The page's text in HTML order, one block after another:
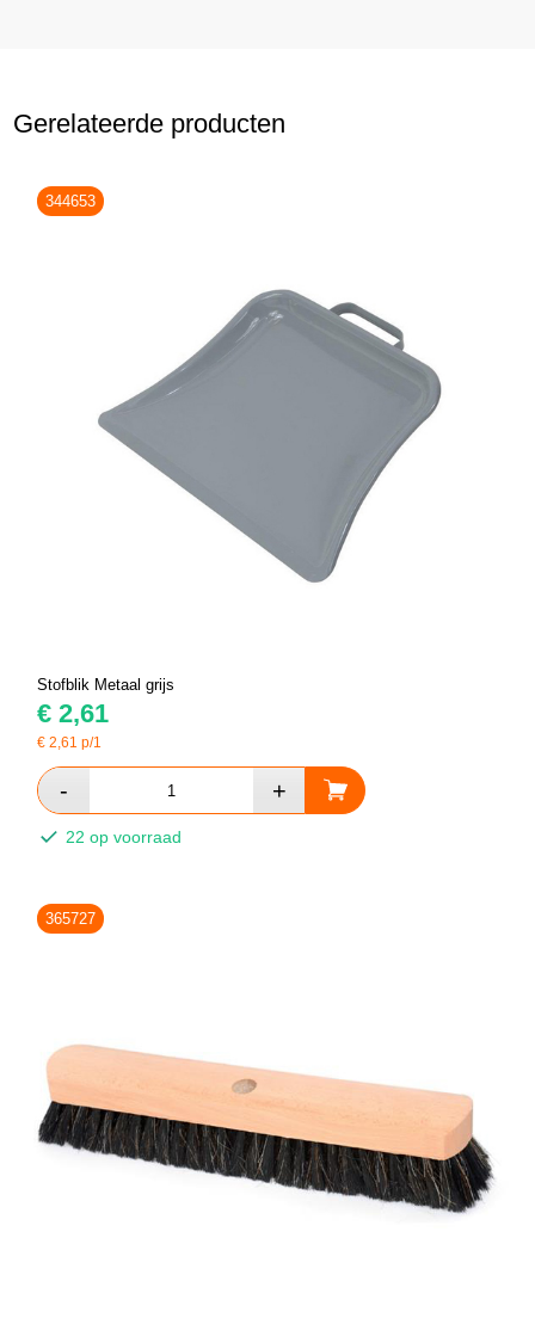
Gerelateerde producten
344653
Stofblik Metaal grijs
€ 2,61
€2,61 p/1
22 op voorraad
365727